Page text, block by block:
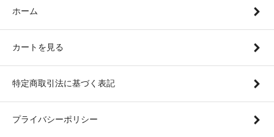
ホーム
カートを見る
特定商取引法に基づく表記
プライバシーポリシー